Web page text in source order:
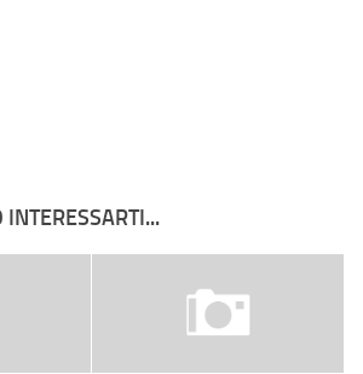
INTERESSARTI...